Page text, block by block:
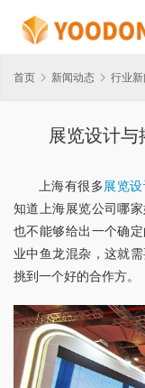
首页 新闻动态 行业新
展览设计
上海有很多展览
知道上海展览公司哪
也不能够给出一个确
业中鱼龙混杂，这就
挑到一个好的合作方。